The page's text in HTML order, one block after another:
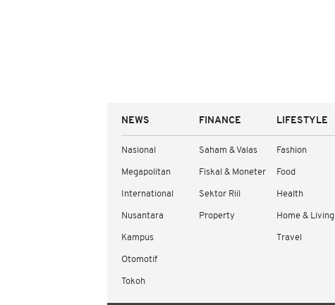
NEWS
Nasional
Megapolitan
International
Nusantara
Kampus
Otomotif
Tokoh
FINANCE
Saham & Valas
Fiskal & Moneter
Sektor Riil
Property
LIFESTYLE
Fashion
Food
Health
Home & Living
Travel